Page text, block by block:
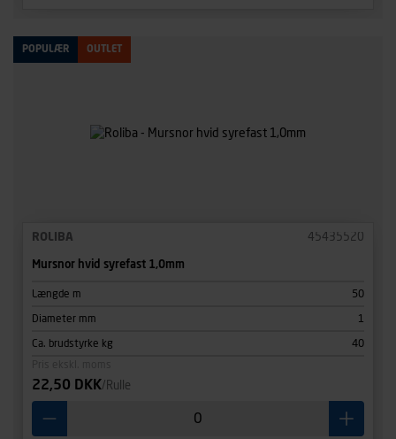
POPULÆR OUTLET
ROLIBA 45435520
Mursnor hvid syrefast 1,0mm
Længde m 50
Diameter mm 1
Ca. brudstyrke kg
40
22,50 DKK/Rulle